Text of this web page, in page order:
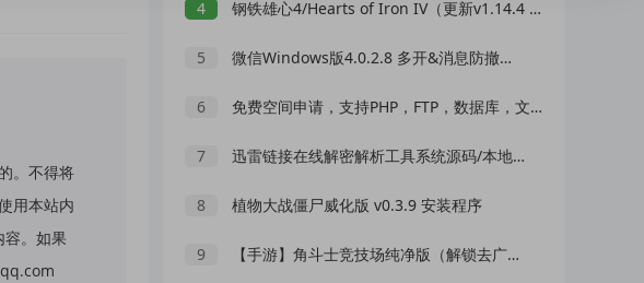
。不得将
用本站内
。如果
4 钢铁雄心4/Hearts of Iron IV（更新v1.14.4 ）
5 微信Windows版4.0.2.8 多开&消息防撤回测试版
6 免费空间申请，支持PHP，FTP，数据库，文件管理
7 迅雷链接在线解密解析工具系统源码/本地化API/开源
8 植物大战僵尸威化版 v0.3.9 安装程序
9 【手游】角斗士竞技场纯净版（解锁去广告）